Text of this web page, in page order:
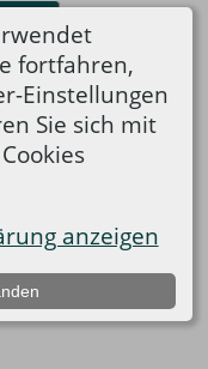
fortfahren,
Einstellungen
Sie sich mit
anzeigen
Sitebuilding v. 14.0.3,
2001-2026.